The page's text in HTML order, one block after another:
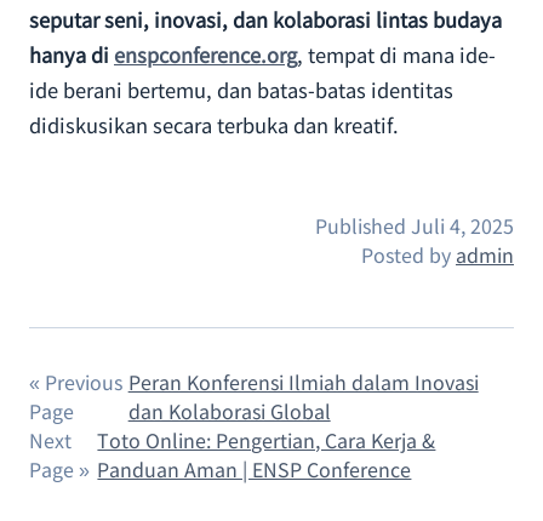
seputar seni, inovasi, dan kolaborasi lintas budaya
hanya di enspconference.org, tempat di mana ide-
ide berani bertemu, dan batas-batas identitas
didiskusikan secara terbuka dan kreatif.
Published Juli 4, 2025
Posted by admin
« Previous
Page
Peran Konferensi Ilmiah dalam Inovasi
dan Kolaborasi Global
Next
Page »
Toto Online: Pengertian, Cara Kerja &
Panduan Aman | ENSP Conference